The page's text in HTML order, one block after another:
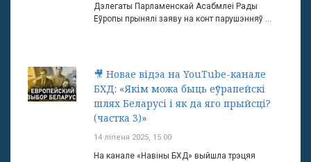
Дэлегаты Парламенскай Асабмлеі Рады
Еўропы прынялі заяву на конт парушэнняў ...
🎥 Новае відэа на YouTube-канале
БХД: «Якім можа быць еўрапейскі
шлях Беларусі і як да яго прыйсці?
(частка 3)»
14 ліпеня 2025, 15:00
На канале «Навіны БХД» выйшла трэцяя